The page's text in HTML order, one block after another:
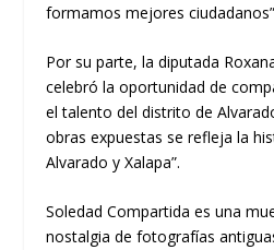
formamos mejores
Por su parte, la diputada
celebró la oportunidad de
el talento del distrito de
obras expuestas se refleja la
Alvarado y Xalapa”.
Soledad Compartida es una
nostalgia de fotografías